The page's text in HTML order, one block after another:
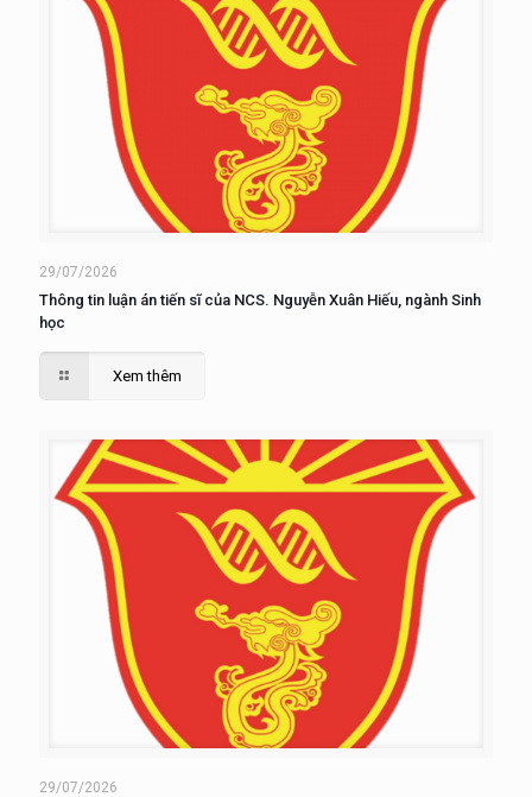
29/07/2026
Thông tin luận án tiến sĩ của NCS. Nguyễn Xuân Hiếu, ngành Sinh
học
Xem thêm
29/07/2026